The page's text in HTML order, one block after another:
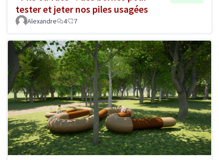
tester et jeter nos piles usagées
Alexandre 4 7